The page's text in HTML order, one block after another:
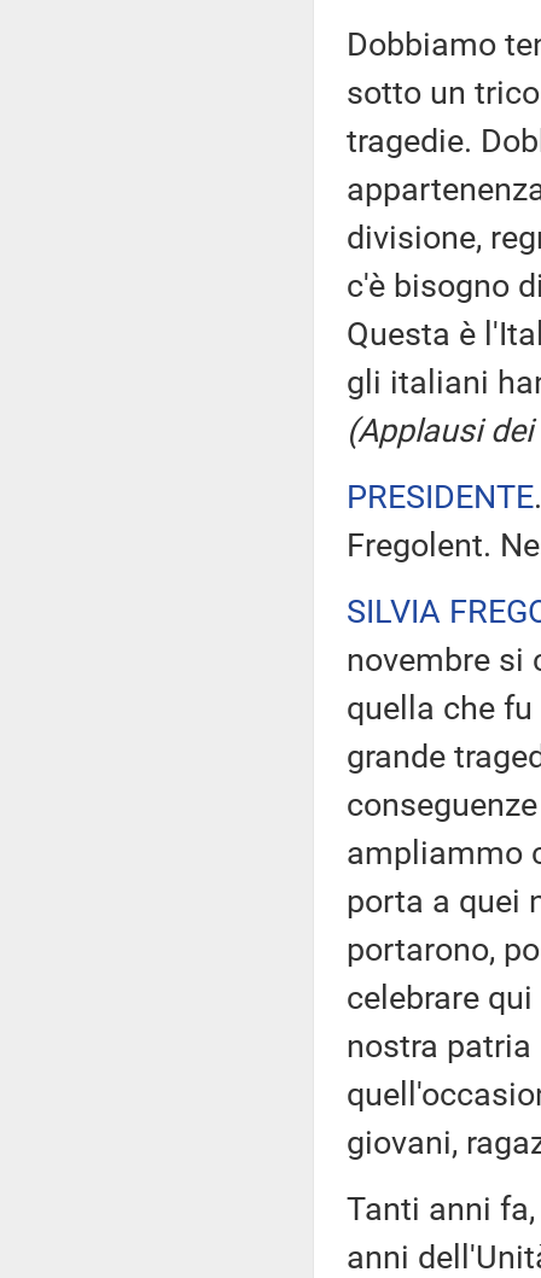
Dobbiamo
sotto un
tragedie.
divisione,
c'è bisogno
Questa è
gli italiani
(Applausi
PRESIDENTE
Fregolent.
SILVIA
novembre si
quella che
grande
ampliammo
porta a quei
portarono,
celebrare
nostra patria
giovani,
Tanti anni
anni